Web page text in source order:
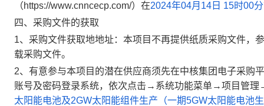
（https://www.cnncecp.com/）在2024年04月 14 日 15时00分
四、采购文件的获取
1、采购文件获取地地址：本项目不再提供纸质采购文件，
载采购文件。
2、有意参与本项目的潜在供应商须先在中核集团电子采购
账号及密码登录系统，依次点击 → 系统功能菜单→项目管理
太阳能电池及2GW太阳能组件生产（一期5GW太阳能电池